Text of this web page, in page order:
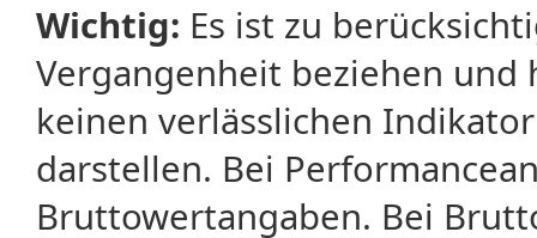
Wichtig: Es ist zu
Vergangenheit beziehen
keinen verlässlichen
darstellen. Bei
Bruttowertangaben. Bei